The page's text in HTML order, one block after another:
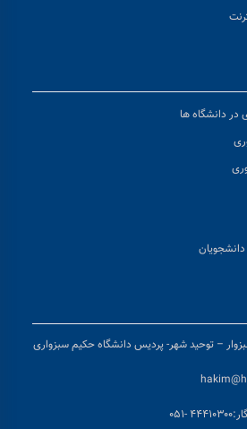
در دانشگاه ها
– توحید شهر- پردیس دانشگاه حکیم سبزواری
-۰۵۱